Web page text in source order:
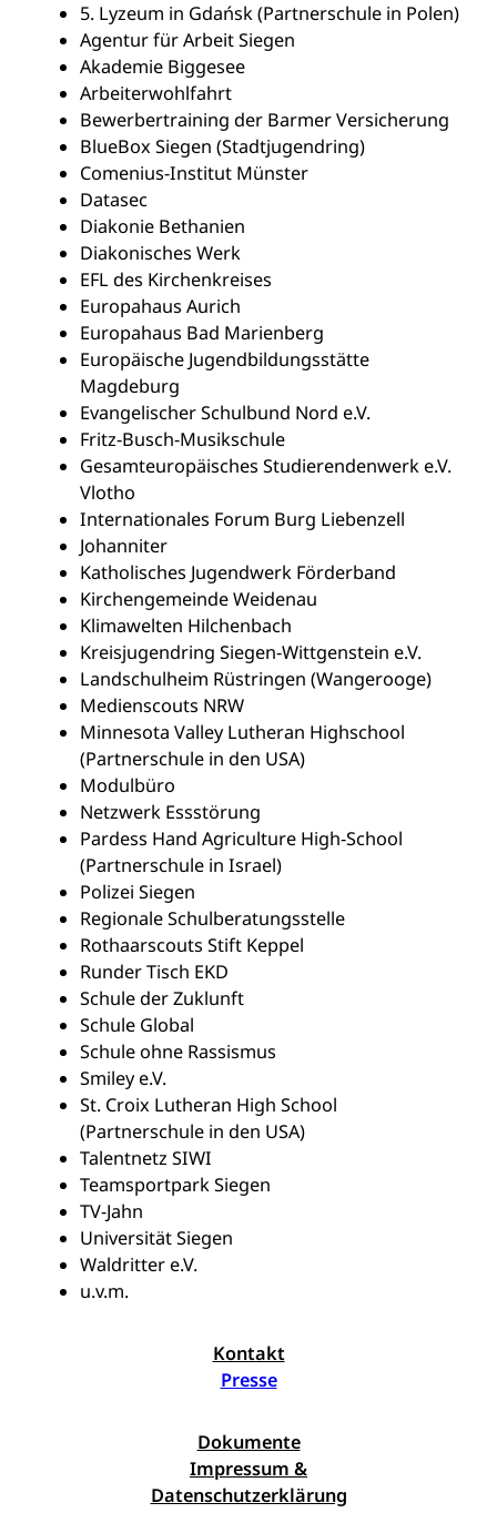
5. Lyzeum in Gdańsk (Partnerschule in Polen)
Agentur für Arbeit Siegen
Akademie Biggesee
Arbeiterwohlfahrt
Bewerbertraining der Barmer Versicherung
BlueBox Siegen (Stadtjugendring)
Comenius-Institut Münster
Datasec
Diakonie Bethanien
Diakonisches Werk
EFL des Kirchenkreises
Europahaus Aurich
Europahaus Bad Marienberg
Europäische Jugendbildungsstätte
Magdeburg
Evangelischer Schulbund Nord e.V.
Fritz-Busch-Musikschule
Gesamteuropäisches Studierendenwerk e.V.
Vlotho
Internationales Forum Burg Liebenzell
Johanniter
Katholisches Jugendwerk Förderband
Kirchengemeinde Weidenau
Klimawelten Hilchenbach
Kreisjugendring Siegen-Wittgenstein e.V.
Landschulheim Rüstringen (Wangerooge)
Medienscouts NRW
Minnesota Valley Lutheran Highschool
(Partnerschule in den USA)
Modulbüro
Netzwerk Essstörung
Pardess Hand Agriculture High-School
(Partnerschule in Israel)
Polizei Siegen
Regionale Schulberatungsstelle
Rothaarscouts Stift Keppel
Runder Tisch EKD
Schule der Zuklunft
Schule Global
Schule ohne Rassismus
Smiley e.V.
St. Croix Lutheran High School
(Partnerschule in den USA)
Talentnetz SIWI
Teamsportpark Siegen
TV-Jahn
Universität Siegen
Waldritter e.V.
u.v.m.
Kontakt
Presse
Dokumente
Impressum &
Datenschutzerklärung